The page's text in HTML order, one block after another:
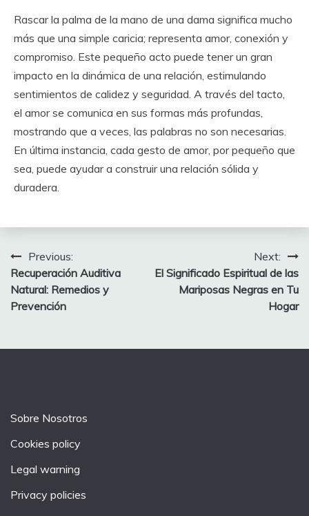
Rascar la palma de la mano de una dama significa mucho
más que una simple caricia; representa amor, conexión y
compromiso. Este pequeño acto puede tener un gran
impacto en la dinámica de una relación, estimulando
sentimientos de calidez y seguridad. A través del tacto,
el amor se comunica en sus formas más profundas,
mostrando que a veces, las palabras no son necesarias.
En última instancia, cada gesto de amor, por pequeño que
sea, puede ayudar a construir una relación sólida y
duradera.
Post
navigation
Previous:
Recuperación Auditiva
Natural: Remedios y
Prevención
Next:
El Significado Espiritual de las
Mariposas Negras en Tu
Hogar
Sobre Nosotros
Cookies policy
Legal warning
Privacy policies